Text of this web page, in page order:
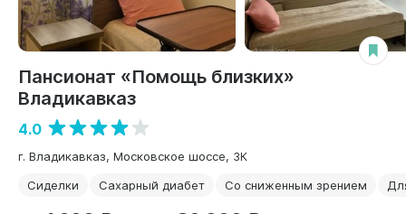
Пансионат «Помощь близких»
Владикавказ
4.0
г. Владикавказ, Московское шоссе, 3К
Сиделки
Сахарный диабет Со сниженным зрением